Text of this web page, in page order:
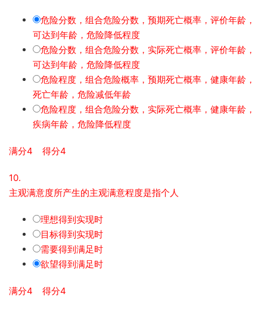
危险分数，组合危险分数，预期死亡概率，评价年龄，
可达到年龄，危险降低程度
危险分数，组合危险分数，实际死亡概率，评价年龄，
可达到年龄，危险降低程度
危险程度，组合危险概率，预期死亡概率，健康年龄，
死亡年龄，危险减低年龄
危险程度，组合危险分数，实际死亡概率，健康年龄，
疾病年龄，危险降低程度
满分4 得分4
10.
主观满意度所产生的主观满意程度是指个人
理想得到实现时
目标得到实现时
需要得到满足时
欲望得到满足时
满分4 得分4